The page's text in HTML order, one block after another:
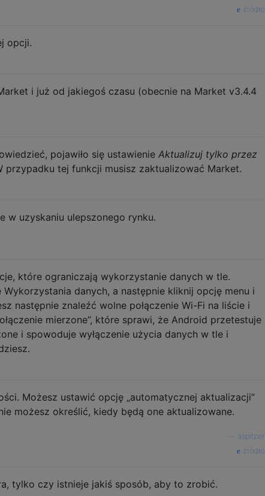
źródło
opcji.
i już od jakiegoś czasu (obecnie na Market v3.4.4
pojawiło się ustawienie Aktualizuj tylko przez
przypadku tej funkcji musisz zaktualizować Market.
w uzyskaniu ulepszonego rynku.
które ograniczają wykorzystanie danych w tle.
danych, a następnie kliknij opcję menu i
następnie znaleźć wolne połączenie Wi-Fi na liście i
mierzone”, które sprawi, że Android przetestuje
i spowoduje wyłączenie użycia danych w tle i
Możesz ustawić opcję „automatycznej aktualizacji”
możesz określić, kiedy będą one aktualizowane.
aspitzer
źródło
tylko czy istnieje jakiś sposób, aby to zrobić.